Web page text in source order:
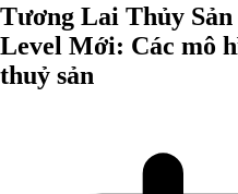
Tương Lai Thủy
Level Mới: Các mô
thuỷ sản